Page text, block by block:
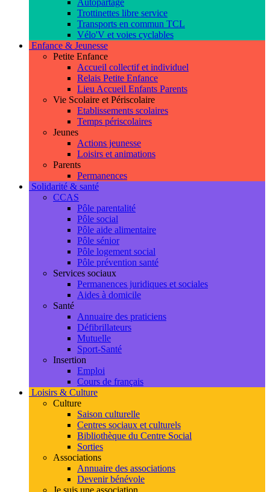
Autopartage
Trottinettes libre service
Transports en commun TCL
Vélo'V et voies cyclables
Enfance & Jeunesse
Petite Enfance
Accueil collectif et individuel
Relais Petite Enfance
Lieu Accueil Enfants Parents
Vie Scolaire et Périscolaire
Etablissements scolaires
Temps périscolaires
Jeunes
Actions jeunesse
Loisirs et animations
Parents
Permanences
Solidarité & santé
CCAS
Pôle parentalité
Pôle social
Pôle aide alimentaire
Pôle sénior
Pôle logement social
Pôle prévention santé
Services sociaux
Permanences juridiques et sociales
Aides à domicile
Santé
Annuaire des praticiens
Défibrillateurs
Mutuelle
Sport-Santé
Insertion
Emploi
Cours de français
Loisirs & Culture
Culture
Saison culturelle
Centres sociaux et culturels
Bibliothèque du Centre Social
Sorties
Associations
Annuaire des associations
Devenir bénévole
Je suis une association